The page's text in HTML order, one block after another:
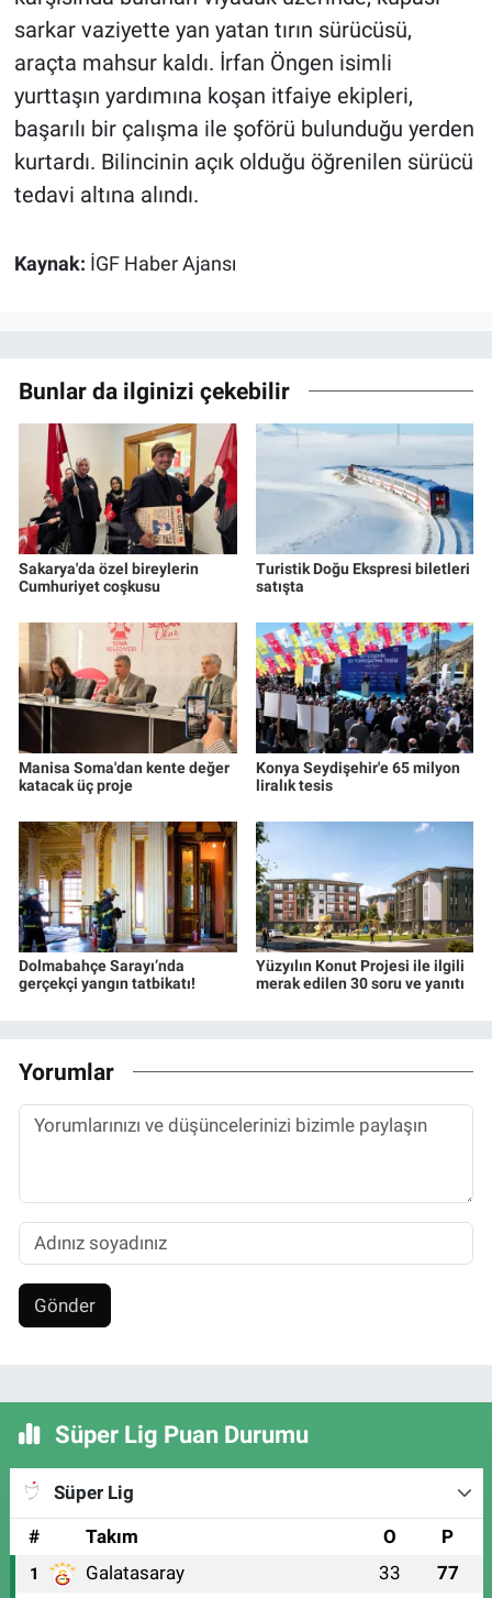
sarkar vaziyette yan yatan tırın sürücüsü,
araçta mahsur kaldı. İrfan Öngen isimli
yurttaşın yardımına koşan itfaiye ekipleri,
başarılı bir çalışma ile şoförü bulunduğu yerden
kurtardı. Bilincinin açık olduğu öğrenilen sürücü
tedavi altına alındı.
Kaynak: İGF Haber Ajansı
Bunlar da ilginizi çekebilir
Sakarya'da özel bireylerin
Cumhuriyet coşkusu
Turistik Doğu Ekspresi biletleri
satışta
Manisa Soma'dan kente değer
katacak üç proje
Konya Seydişehir'e 65 milyon
liralık tesis
Dolmabahçe Sarayı’nda
gerçekçi yangın tatbikatı!
Yüzyılın Konut Projesi ile ilgili
merak edilen 30 soru ve yanıtı
Yorumlar
Gönder
Süper Lig Puan Durumu
Süper Lig
#
Takım O P
1 Galatasaray 33 77